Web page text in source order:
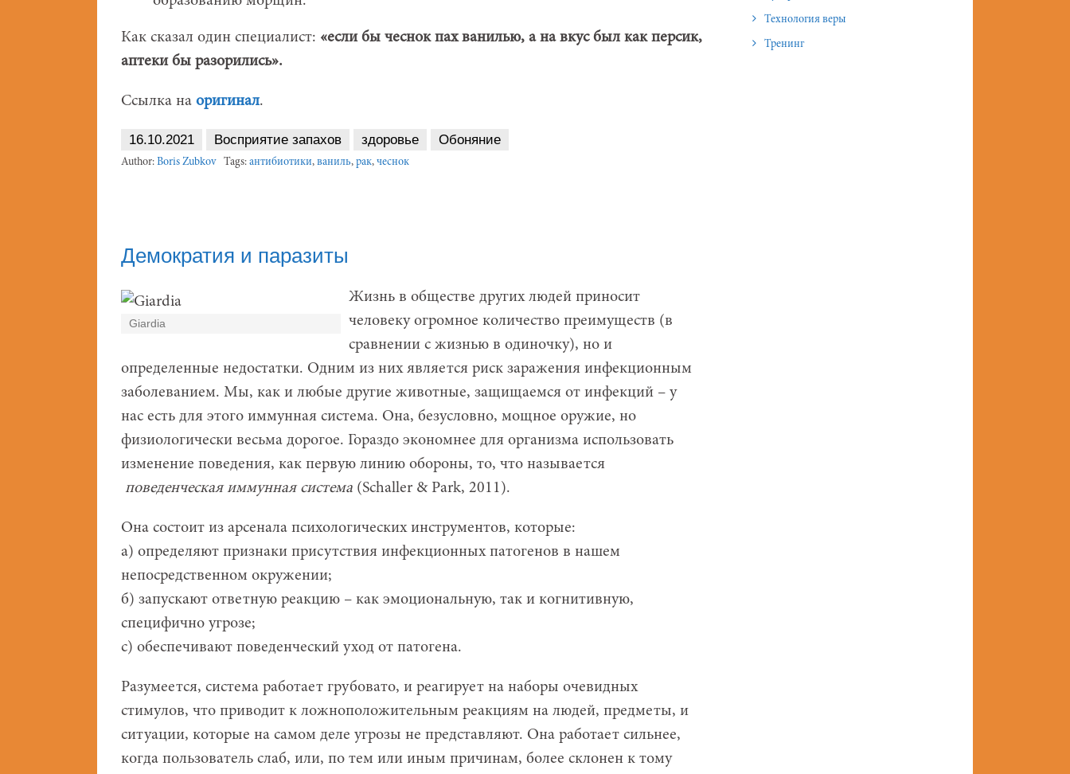
Как сказал один специалист: «если бы чеснок пах ванилью, а на вкус был как персик,
аптеки бы разорились».
Ссылка на оригинал.
16.10.2021 Восприятие запахов здоровье Обоняние
Author: Boris Zubkov Tags: антибиотики, ваниль, рак, чеснок
Демократия и паразиты
Giardia
Жизнь в обществе других людей приносит
человеку огромное количество преимуществ (в
сравнении с жизнью в одиночку), но и
определенные недостатки. Одним из них является риск заражения инфекционным
заболеванием. Мы, как и любые другие животные, защищаемся от инфекций – у
нас есть для этого иммунная система. Она, безусловно, мощное оружие, но
физиологически весьма дорогое. Гораздо экономнее для организма использовать
изменение поведения, как первую линию обороны, то, что называется
поведенческая иммунная система (Schaller & Park, 2011).
Она состоит из арсенала психологических инструментов, которые:
а) определяют признаки присутствия инфекционных патогенов в нашем
непосредственном окружении;
б) запускают ответную реакцию – как эмоциональную, так и когнитивную,
специфично угрозе;
с) обеспечивают поведенческий уход от патогена.
Разумеется, система работает грубовато, и реагирует на наборы очевидных
стимулов, что приводит к ложноположительным реакциям на людей, предметы, и
ситуации, которые на самом деле угрозы не представляют. Она работает сильнее,
когда пользователь слаб, или, по тем или иным причинам, более склонен к тому
Технология веры
Тренинг